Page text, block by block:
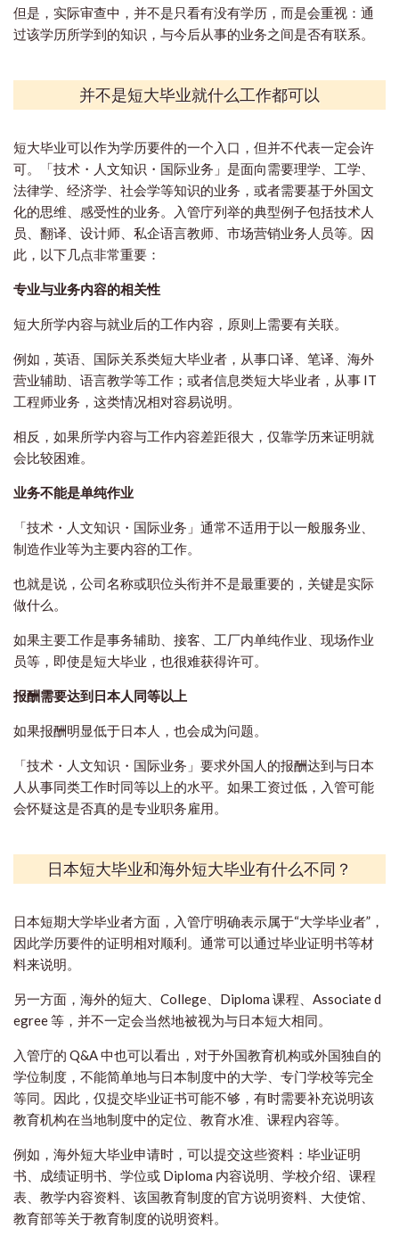
但是，实际审查中，并不是只看有没有学历，而是会重视：通
过该学历所学到的知识，与今后从事的业务之间是否有联系。
并不是短大毕业就什么工作都可以
短大毕业可以作为学历要件的一个入口，但并不代表一定会许
可。「技术・人文知识・国际业务」是面向需要理学、工学、
法律学、经济学、社会学等知识的业务，或者需要基于外国文
化的思维、感受性的业务。入管庁列举的典型例子包括技术人
员、翻译、设计师、私企语言教师、市场营销业务人员等。因
此，以下几点非常重要：
专业与业务内容的相关性
短大所学内容与就业后的工作内容，原则上需要有关联。
例如，英语、国际关系类短大毕业者，从事口译、笔译、海外
营业辅助、语言教学等工作；或者信息类短大毕业者，从事 IT
工程师业务，这类情况相对容易说明。
相反，如果所学内容与工作内容差距很大，仅靠学历来证明就
会比较困难。
业务不能是单纯作业
「技术・人文知识・国际业务」通常不适用于以一般服务业、
制造作业等为主要内容的工作。
也就是说，公司名称或职位头衔并不是最重要的，关键是实际
做什么。
如果主要工作是事务辅助、接客、工厂内单纯作业、现场作业
员等，即使是短大毕业，也很难获得许可。
报酬需要达到日本人同等以上
如果报酬明显低于日本人，也会成为问题。
「技术・人文知识・国际业务」要求外国人的报酬达到与日本
人从事同类工作时同等以上的水平。如果工资过低，入管可能
会怀疑这是否真的是专业职务雇用。
日本短大毕业和海外短大毕业有什么不同？
日本短期大学毕业者方面，入管庁明确表示属于“大学毕业者”，
因此学历要件的证明相对顺利。通常可以通过毕业证明书等材
料来说明。
另一方面，海外的短大、College、Diploma 课程、Associate d
egree 等，并不一定会当然地被视为与日本短大相同。
入管庁的 Q&A 中也可以看出，对于外国教育机构或外国独自的
学位制度，不能简单地与日本制度中的大学、专门学校等完全
等同。因此，仅提交毕业证书可能不够，有时需要补充说明该
教育机构在当地制度中的定位、教育水准、课程内容等。
例如，海外短大毕业申请时，可以提交这些资料：毕业证明
书、成绩证明书、学位或 Diploma 内容说明、学校介绍、课程
表、教学内容资料、该国教育制度的官方说明资料、大使馆、
教育部等关于教育制度的说明资料。